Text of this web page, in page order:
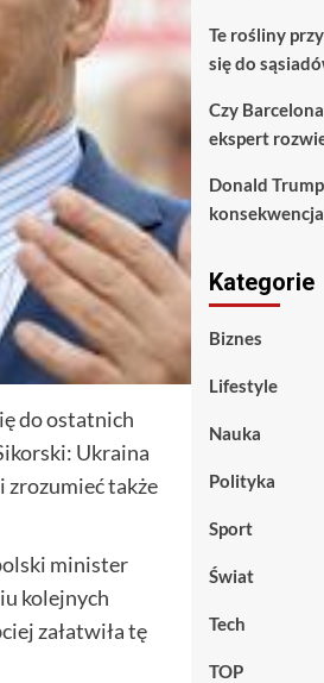
do ostatnich
Ukraina
zrozumieć także
minister
kolejnych
załatwiła tę
Te rośliny
się do
Czy
ekspert
Donald
Kategorie
Biznes
Lifestyle
Nauka
Polityka
Sport
Świat
Tech
TOP